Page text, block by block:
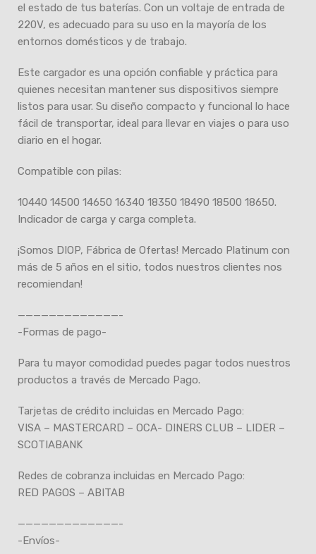
el estado de tus baterías. Con un voltaje de entrada de
220V, es adecuado para su uso en la mayoría de los
entornos domésticos y de trabajo.
Este cargador es una opción confiable y práctica para
quienes necesitan mantener sus dispositivos siempre
listos para usar. Su diseño compacto y funcional lo hace
fácil de transportar, ideal para llevar en viajes o para uso
diario en el hogar.
Compatible con pilas:
10440 14500 14650 16340 18350 18490 18500 18650.
Indicador de carga y carga completa.
¡Somos DIOP, Fábrica de Ofertas! Mercado Platinum con
más de 5 años en el sitio, todos nuestros clientes nos
recomiendan!
—————————————-
-Formas de pago-
Para tu mayor comodidad puedes pagar todos nuestros
productos a través de Mercado Pago.
Tarjetas de crédito incluidas en Mercado Pago:
VISA – MASTERCARD – OCA- DINERS CLUB – LIDER –
SCOTIABANK
Redes de cobranza incluidas en Mercado Pago:
RED PAGOS – ABITAB
—————————————-
-Envíos-